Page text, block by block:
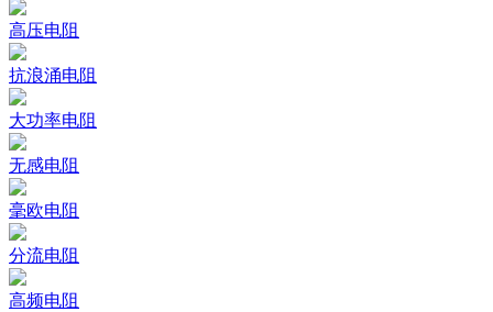
高压电阻
抗浪涌电阻
大功率电阻
无感电阻
毫欧电阻
分流电阻
高频电阻